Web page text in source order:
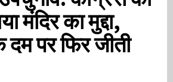
मंदिर का मुद्दा,
पर फिर जीती